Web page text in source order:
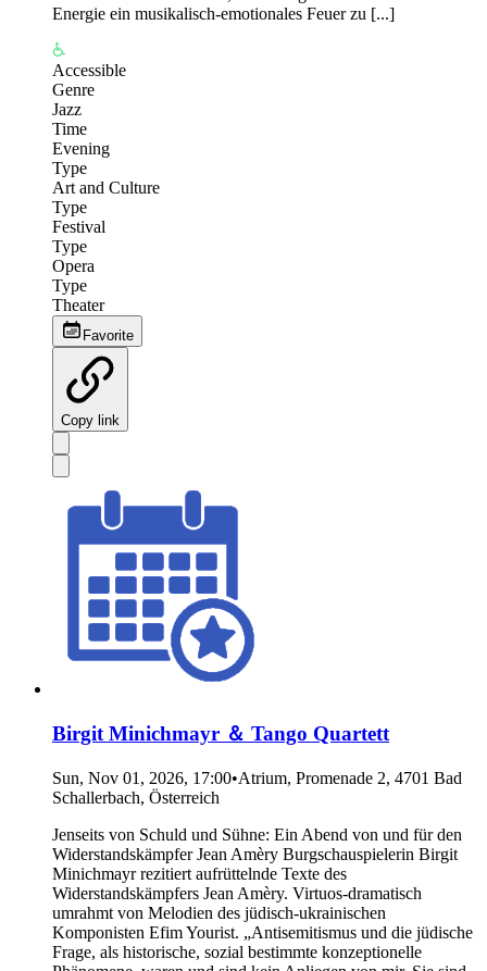
Energie ein musikalisch-emotionales Feuer zu [...]
Accessible
Genre
Jazz
Time
Evening
Type
Art and Culture
Type
Festival
Type
Opera
Type
Theater
Favorite
Copy link
Birgit Minichmayr ＆ Tango Quartett
Sun, Nov 01, 2026, 17:00•Atrium, Promenade 2, 4701 Bad
Schallerbach, Österreich
Jenseits von Schuld und Sühne: Ein Abend von und für den
Widerstandskämpfer Jean Amèry Burgschauspielerin Birgit
Minichmayr rezitiert aufrüttelnde Texte des
Widerstandskämpfers Jean Amèry. Virtuos-dramatisch
umrahmt von Melodien des jüdisch-ukrainischen
Komponisten Efim Yourist. „Antisemitismus und die jüdische
Frage, als historische, sozial bestimmte konzeptionelle